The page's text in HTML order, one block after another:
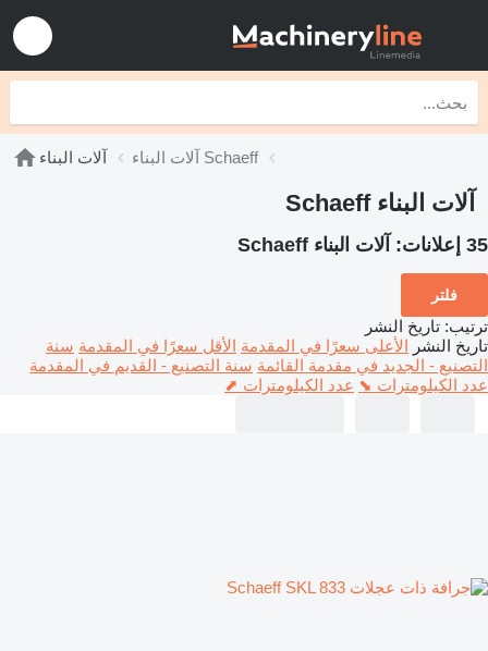
آلات البناء آلات البناء Schaeff
آلات البناء Schaeff
35 إعلانات: آلات البناء Schaeff
فلتر
ترتيب: تاريخ النشر
تاريخ النشر الأعلى سعرًا في المقدمة الأقل سعرًا في المقدمة سنة
التصنيع - الجديد في مقدمة القائمة سنة التصنيع - القديم في المقدمة
عدد الكيلومترات ⬊ عدد الكيلومترات ⬈